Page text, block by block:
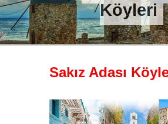
Köyleri
Sakız Adası